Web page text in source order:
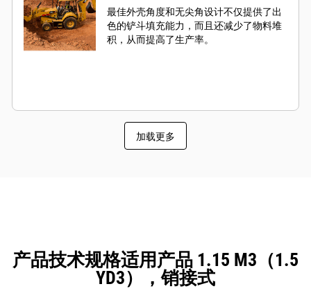
最佳外壳角度和无尖角设计不仅提供了出
色的铲斗填充能力，而且还减少了物料堆
积，从而提高了生产率。
加载更多
产品技术规格适用产品 1.15 M3（1.5
YD3），销接式